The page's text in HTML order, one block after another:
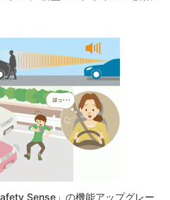
Sense」の機能アップグレー